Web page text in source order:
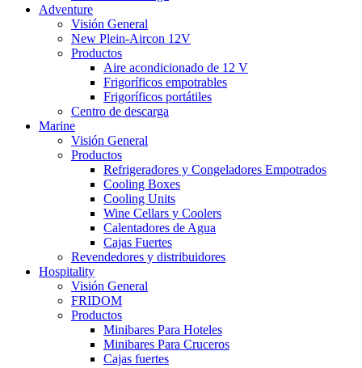
Adventure
Visión General
New Plein-Aircon 12V
Productos
Aire acondicionado de 12 V
Frigoríficos empotrables
Frigoríficos portátiles
Centro de descarga
Marine
Visión General
Productos
Refrigeradores y Congeladores Empotrados
Cooling Boxes
Cooling Units
Wine Cellars y Coolers
Calentadores de Agua
Cajas Fuertes
Revendedores y distribuidores
Hospitality
Visión General
FRIDOM
Productos
Minibares Para Hoteles
Minibares Para Cruceros
Cajas fuertes